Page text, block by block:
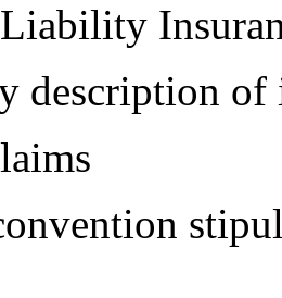
description of